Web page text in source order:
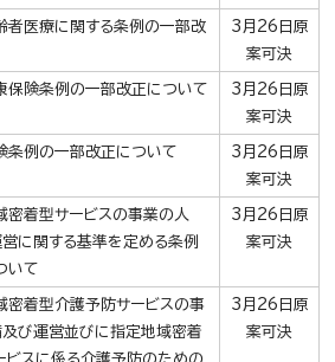
者医療に関する条例の一部改
3月26日原
案可決
保険条例の一部改正について
3月26日原
案可決
条例の一部改正について
3月26日原
案可決
密着型サービスの事業の人
営に関する基準を定める条例
いて
3月26日原
案可決
密着型介護予防サービスの事
及び運営並びに指定地域密着
3月26日原
案可決